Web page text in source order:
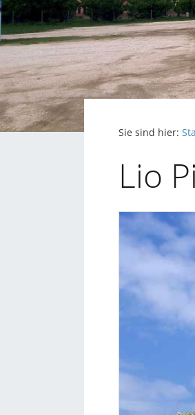
Sie sind hier:
Lio